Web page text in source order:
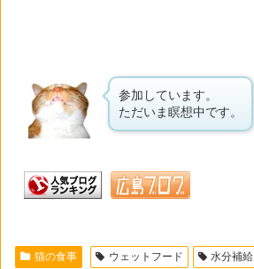
参加しています。
ただいま瞑想中です。
猫の食事 ウェットフード 水分補給